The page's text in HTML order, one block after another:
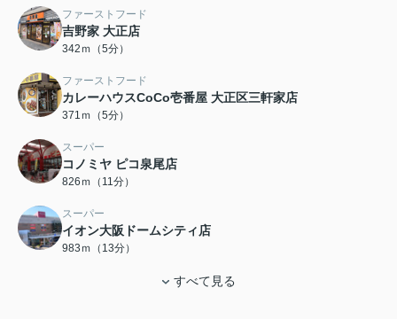
ファーストフード
吉野家 大正店
342ｍ（5分）
ファーストフード
カレーハウスCoCo壱番屋 大正区三軒家店
371ｍ（5分）
スーパー
コノミヤ ピコ泉尾店
826ｍ（11分）
スーパー
イオン大阪ドームシティ店
983ｍ（13分）
すべて見る